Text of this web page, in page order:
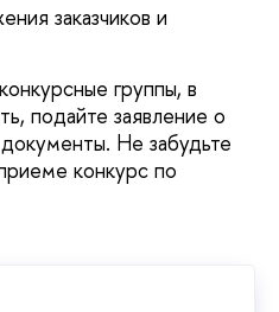
заказчиков и
группы, в
подайте заявление о
Не забудьте
конкурс по